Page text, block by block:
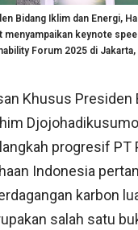
Bidang Iklim dan Energi,
keynote
Forum 2025 di
Khusus Presiden
Djojohadikusumo
progresif PT
Indonesia
karbon
salah satu